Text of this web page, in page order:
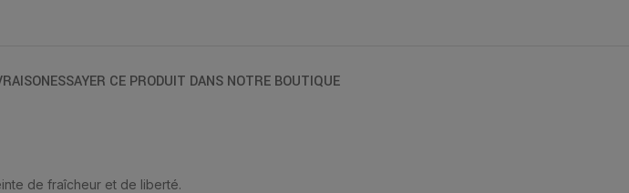
ESSAYER CE PRODUIT DANS NOTRE BOUTIQUE
de fraîcheur et de liberté.